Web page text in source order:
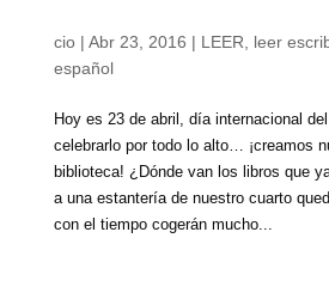
cio| Abr 23, 2016 | LEER
leer
español
Hoy es 23 de abril, día internacional
celebrarlo por todo lo alto… ¡creamos
biblioteca! ¿Dónde van los libros que
a una estantería de nuestro cuarto
con el tiempo cogerán mucho...